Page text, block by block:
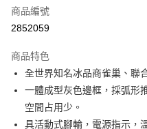
LINE Pay
街口支付
悠遊付
AFTEE先享後付
商品編號
2852059
商品特色
全世界知名冰品商雀巢、聯
一體成型灰色邊框，採弧形
空間占用少。
具活動式腳輪，電源指示，